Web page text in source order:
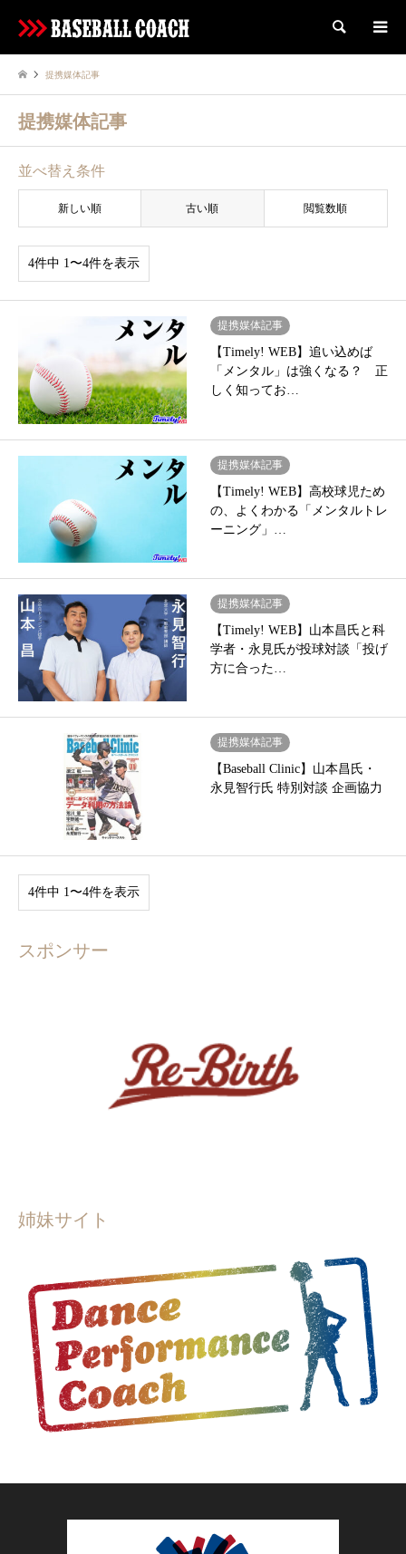
検索
提携媒体記事
提携媒体記事
並べ替え条件
新しい順 古い順 閲覧数順
4件中 1〜4件を表示
提携媒体記事
【Timely! WEB】追い込めば
「メンタル」は強くなる？ 正
しく知ってお…
提携媒体記事
【Timely! WEB】高校球児ため
の、よくわかる「メンタルトレ
ーニング」…
提携媒体記事
【Timely! WEB】山本昌氏と科
学者・永見氏が投球対談「投げ
方に合った…
提携媒体記事
【Baseball Clinic】山本昌氏・
永見智行氏 特別対談 企画協力
4件中 1〜4件を表示
スポンサー
姉妹サイト